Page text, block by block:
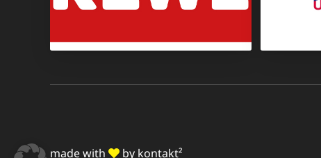
made with by kontakt²